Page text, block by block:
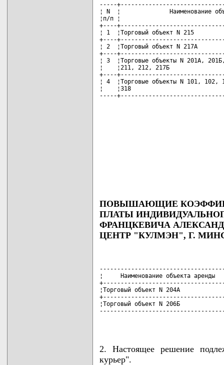
-----
¦ N  ¦              Наименование
¦п/п ¦
+----
¦ 1  ¦Торговый объект N
+----
¦ 2  ¦Торговый объект N
+----
¦ 3  ¦Торговые объекты N 201А,
¦    ¦211, 212, 217Б
+----
¦ 4  ¦Торговые объекты N 101,
¦    ¦318
-----
ПОВЫШАЮЩИЕ
ПЛАТЫ
ФРАНЦКЕВИЧА
ЦЕНТР "КУЛМЭН", Г.
¦     Наименование объекта
¦Торговый объект N 204А
¦Торговый объект N 206Б
2. Настоящее решение
курьер".